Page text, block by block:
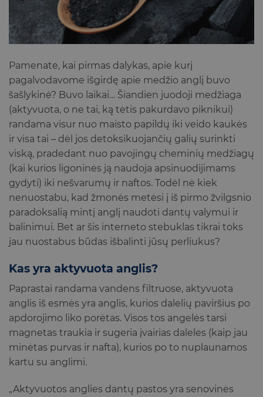
Pamenate, kai pirmas dalykas, apie kurį
pagalvodavome išgirdę apie medžio anglį buvo
šašlykinė? Buvo laikai… Šiandien juodoji medžiaga
(aktyvuota, o ne tai, ką tėtis pakurdavo piknikui)
randama visur nuo maisto papildų iki veido kaukės
ir visa tai – dėl jos detoksikuojančių galių surinkti
viską, pradedant nuo pavojingų cheminių medžiagų
(kai kurios ligoninės ją naudoja apsinuodijimams
gydyti) iki nešvarumų ir naftos. Todėl nė kiek
nenuostabu, kad žmonės metėsi į iš pirmo žvilgsnio
paradoksalią mintį anglį naudoti dantų valymui ir
balinimui. Bet ar šis interneto stebuklas tikrai toks
jau nuostabus būdas išbalinti jūsų perliukus?
Kas yra aktyvuota anglis?
Paprastai randama vandens filtruose, aktyvuota
anglis iš esmės yra anglis, kurios dalelių paviršius po
apdorojimo liko porėtas. Visos tos angelės tarsi
magnetas traukia ir sugeria įvairias daleles (kaip jau
minėtas purvas ir nafta), kurios po to nuplaunamos
kartu su anglimi.
„Aktyvuotos anglies dantų pastos yra senovinės